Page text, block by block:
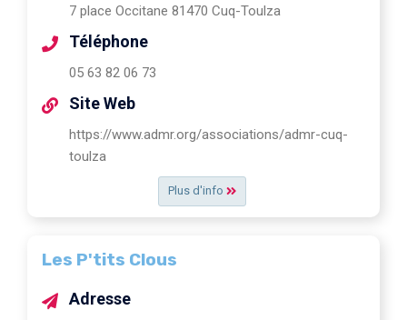
Plus d'info
7 place Occitane 81470 Cuq-Toulza
Téléphone
05 63 82 06 73
Site Web
https://www.admr.org/associations/admr-cuq-
toulza
Les P'tits Clous
Adresse